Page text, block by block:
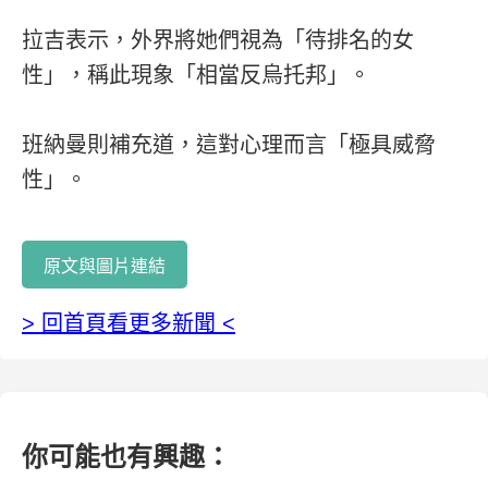
拉吉表示，外界將她們視為「待排名的女
性」，稱此現象「相當反烏托邦」。
班納曼則補充道，這對心理而言「極具威脅
性」。
原文與圖片連結
> 回首頁看更多新聞 <
你可能也有興趣：